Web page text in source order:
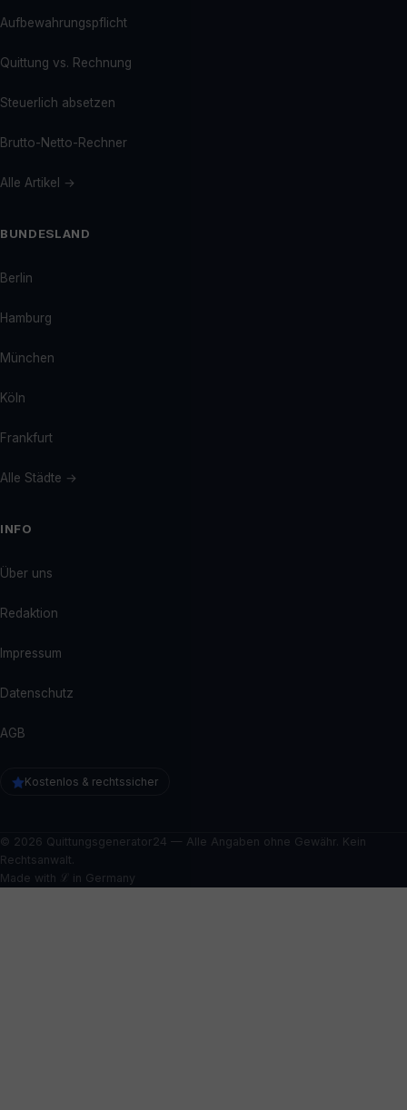
Aufbewahrungspflicht
Quittung vs. Rechnung
Steuerlich absetzen
Brutto-Netto-Rechner
Alle Artikel →
BUNDESLAND
Berlin
Hamburg
München
Köln
Frankfurt
Alle Städte →
INFO
Über uns
Redaktion
Impressum
Datenschutz
AGB
Kostenlos & rechtssicher
© 2026 Quittungsgenerator24 — Alle Angaben ohne Gewähr. Kein
Rechtsanwalt.
Made with ℒ in Germany